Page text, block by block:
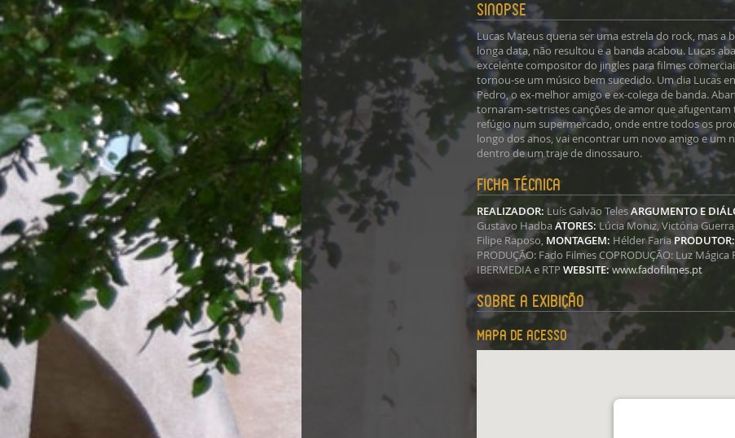
Sinopse
Lucas Mateus queria ser uma estrela do rock, mas a
longa data, não resultou e a banda acabou. Lucas
excelente compositor do jingles para filmes
tornou-se um músico bem sucedido. Um dia Lucas
Pedro, o ex-melhor amigo e ex-colega de banda.
tornaram-se tristes canções de amor que
refúgio num supermercado, onde entre todos os
longo dos anos, vai encontrar um novo amigo e um
dentro de um traje de dinossauro.
Ficha técnica
REALIZADOR: Luís Galvão TelesARGUMENTO E
Gustavo Hadba ATORES: Lúcia Moniz, Victória
Filipe Raposo, MONTAGEM: Hélder FariaPRODUTOR:
PRODUÇÃO: Fado Filmes COPRODUÇÃO: Luz
IBERMEDIA e RTP WEBSITE:www.fadofilmes.pt
Sobre a exibição
Mapa de acesso